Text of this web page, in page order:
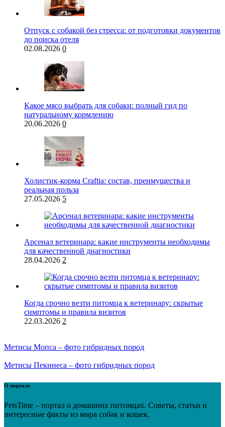
Отпуск с собакой без стресса: от подготовки документов
до поиска отеля
02.08.2026 0
Какое мясо выбрать для собаки: полный гид по
натуральному кормлению
20.06.2026 0
Холистик-корма Craftia: состав, преимущества и
реальная польза
27.05.2026 5
Арсенал ветеринара: какие инструменты необходимы
для качественной диагностики
28.04.2026 2
Когда срочно везти питомца к ветеринару: скрытые
симптомы и правила визитов
22.03.2026 2
Метисы Мопса – фото гибридных пород
Метисы Пекинеса – фото гибридных пород
О портале
PetsTime – портал о домашних питомцах. Советы, статьи и
интересные факты из мира собак и кошек.